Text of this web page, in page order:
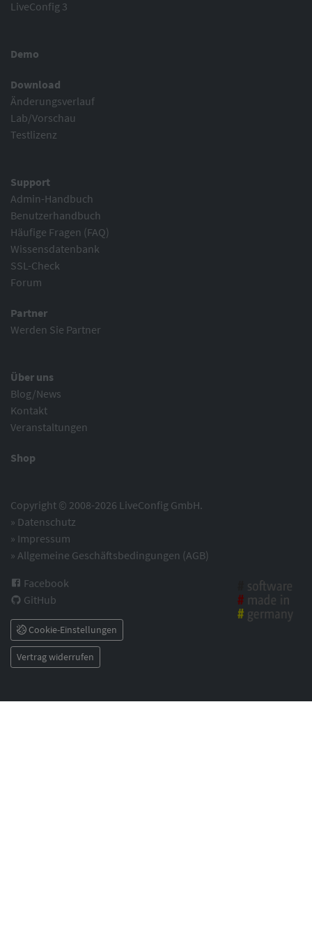
LiveConfig 3
Demo
Download
Änderungsverlauf
Lab/Vorschau
Testlizenz
Support
Admin-Handbuch
Benutzerhandbuch
Häufige Fragen (FAQ)
Wissensdatenbank
SSL-Check
Forum
Partner
Werden Sie Partner
Über uns
Blog/News
Kontakt
Veranstaltungen
Shop
Copyright © 2008-2026 LiveConfig GmbH.
» Datenschutz
» Impressum
» Allgemeine Geschäftsbedingungen (AGB)
Facebook
GitHub
Cookie-Einstellungen
Vertrag widerrufen